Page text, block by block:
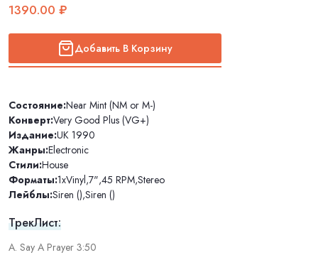
1390.00 ₽
Добавить В Корзину
Состояние:Near Mint (NM or M-)
Конверт:Very Good Plus (VG+)
Издание:UK 1990
Жанры:Electronic
Стили:House
Форматы:1xVinyl,7",45 RPM,Stereo
Лейблы:Siren (),Siren ()
ТрекЛист:
A. Say A Prayer 3:50